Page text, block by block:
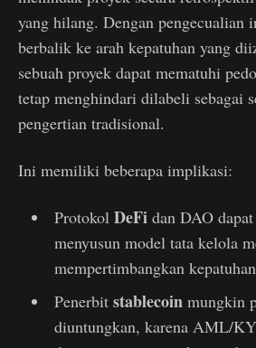
yang hilang. Dengan pengecualian
berbalik ke arah kepatuhan yang
sebuah proyek dapat mematuhi
tetap menghindari dilabeli sebagai
pengertian tradisional.
Ini memiliki beberapa implikasi:
Protokol DeFidan DAO
menyusun model tata kelola
mempertimbangkan kepatuhan
Penerbit stablecoinmungkin
diuntungkan, karena AML/